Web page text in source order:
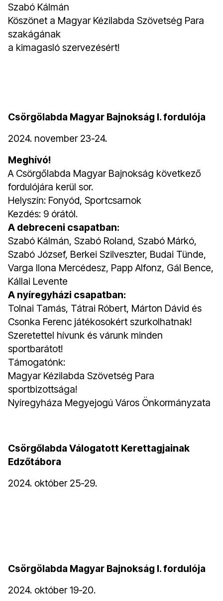
Szabó Kálmán
Köszönet a Magyar Kézilabda Szövetség Para
szakágának
a kimagasló szervezésért!
Csörgölabda Magyar Bajnokság I. fordulója
2024. november 23-24.
Meghívó!
A Csörgőlabda Magyar Bajnokság következő
fordulójára kerül sor.
Helyszín: Fonyód, Sportcsarnok
Kezdés: 9 órától.
A debreceni csapatban:
Szabó Kálmán, Szabó Roland, Szabó Márkó,
Szabó József, Berkei Szilveszter, Budai Tünde,
Varga Ilona Mercédesz, Papp Alfonz, Gál Bence,
Kállai Levente
A nyíregyházi csapatban:
Tolnai Tamás, Tátrai Róbert, Márton Dávid és
Csonka Ferenc játékosokért szurkolhatnak!
Szeretettel hívunk és várunk minden
sportbarátot!
Támogatónk:
Magyar Kézilabda Szövetség Para
sportbizottsága!
Nyíregyháza Megyejogú Város Önkormányzata
Csörgőlabda Válogatott Kerettagjainak
Edzőtábora
2024. október 25-29.
Csörgölabda Magyar Bajnokság I. fordulója
2024. október 19-20.